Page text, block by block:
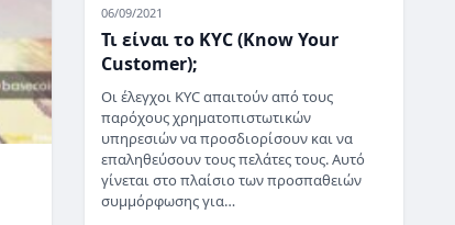
06/09/2021
Τι είναι το KYC (Know Your
Customer);
Οι έλεγχοι KYC απαιτούν από τους
παρόχους χρηματοπιστωτικών
υπηρεσιών να προσδιορίσουν και να
επαληθεύσουν τους πελάτες τους. Αυτό
γίνεται στο πλαίσιο των προσπαθειών
συμμόρφωσης για…